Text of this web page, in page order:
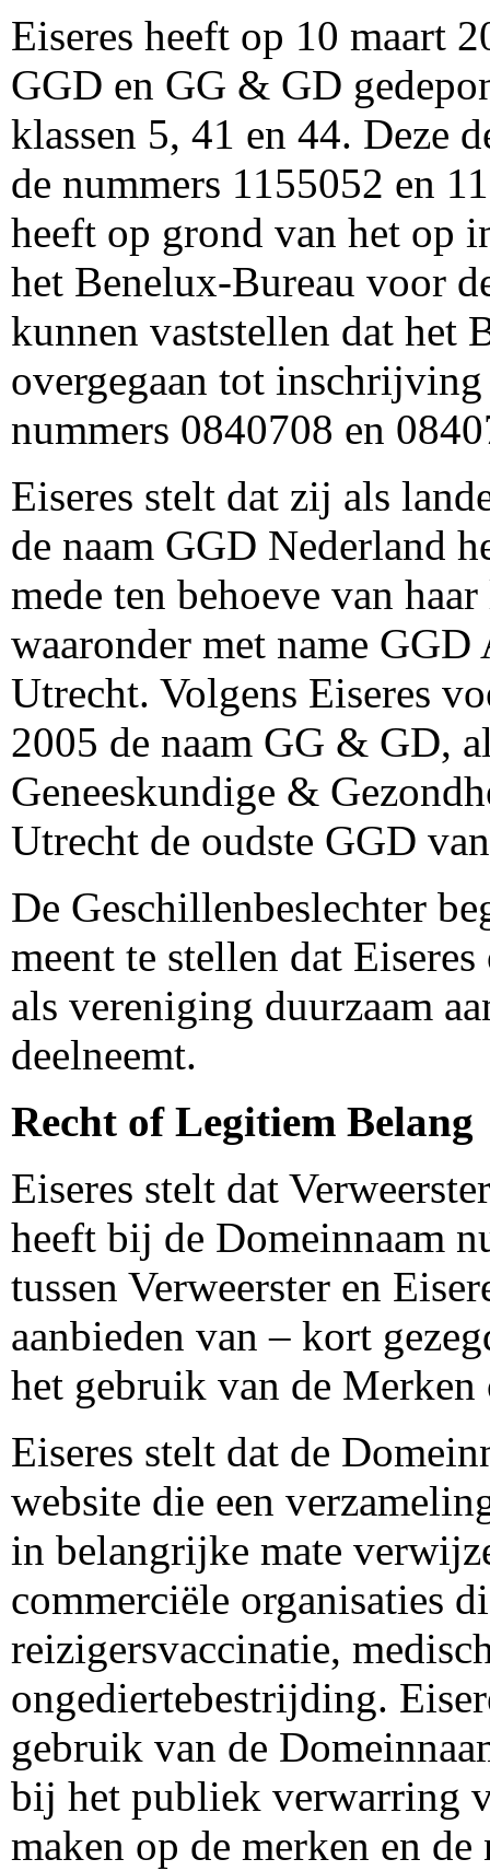
Eiseres heeft op 10 maart
GGD en GG & GD
klassen 5, 41 en 44. Deze
de nummers 1155052 en
heeft op grond van het op
het Benelux-Bureau voor
kunnen vaststellen dat het
overgegaan tot
nummers 0840708 en
Eiseres stelt dat zij als
de naam GGD Nederland
mede ten behoeve van
waaronder met name
Utrecht. Volgens Eiseres
2005 de naam GG & GD,
Geneeskundige &
Utrecht de oudste GGD
De Geschillenbeslechter
meent te stellen dat
als vereniging duurzaam
deelneemt.
Recht of Legitiem Belang
Eiseres stelt dat
heeft bij de Domeinnaam
tussen Verweerster en
aanbieden van – kort
het gebruik van de
Eiseres stelt dat de
website die een
in belangrijke mate
commerciële organisaties
reizigersvaccinatie,
ongediertebestrijding.
gebruik van de
bij het publiek verwarring
maken op de merken en